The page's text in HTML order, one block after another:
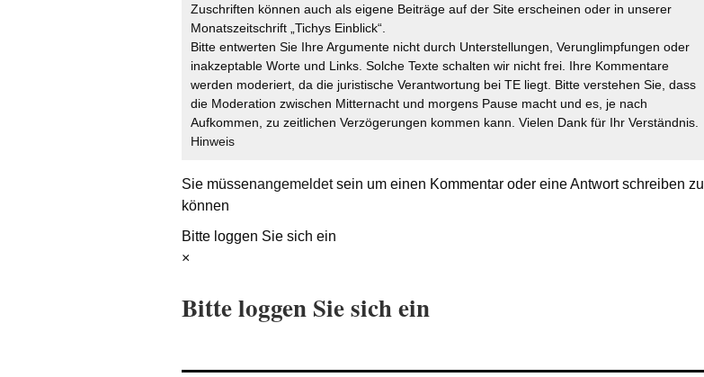
Zuschriften können auch als eigene Beiträge auf der Site erscheinen oder in unserer
Monatszeitschrift „Tichys Einblick“.
Bitte entwerten Sie Ihre Argumente nicht durch Unterstellungen, Verunglimpfungen oder
inakzeptable Worte und Links. Solche Texte schalten wir nicht frei. Ihre Kommentare
werden moderiert, da die juristische Verantwortung bei TE liegt. Bitte verstehen Sie, dass
die Moderation zwischen Mitternacht und morgens Pause macht und es, je nach
Aufkommen, zu zeitlichen Verzögerungen kommen kann. Vielen Dank für Ihr Verständnis.
Hinweis
Sie müssenangemeldetsein um einen Kommentar oder eine Antwort schreiben zu
können
Bitte loggen Sie sich ein
×
Bitte loggen Sie sich ein